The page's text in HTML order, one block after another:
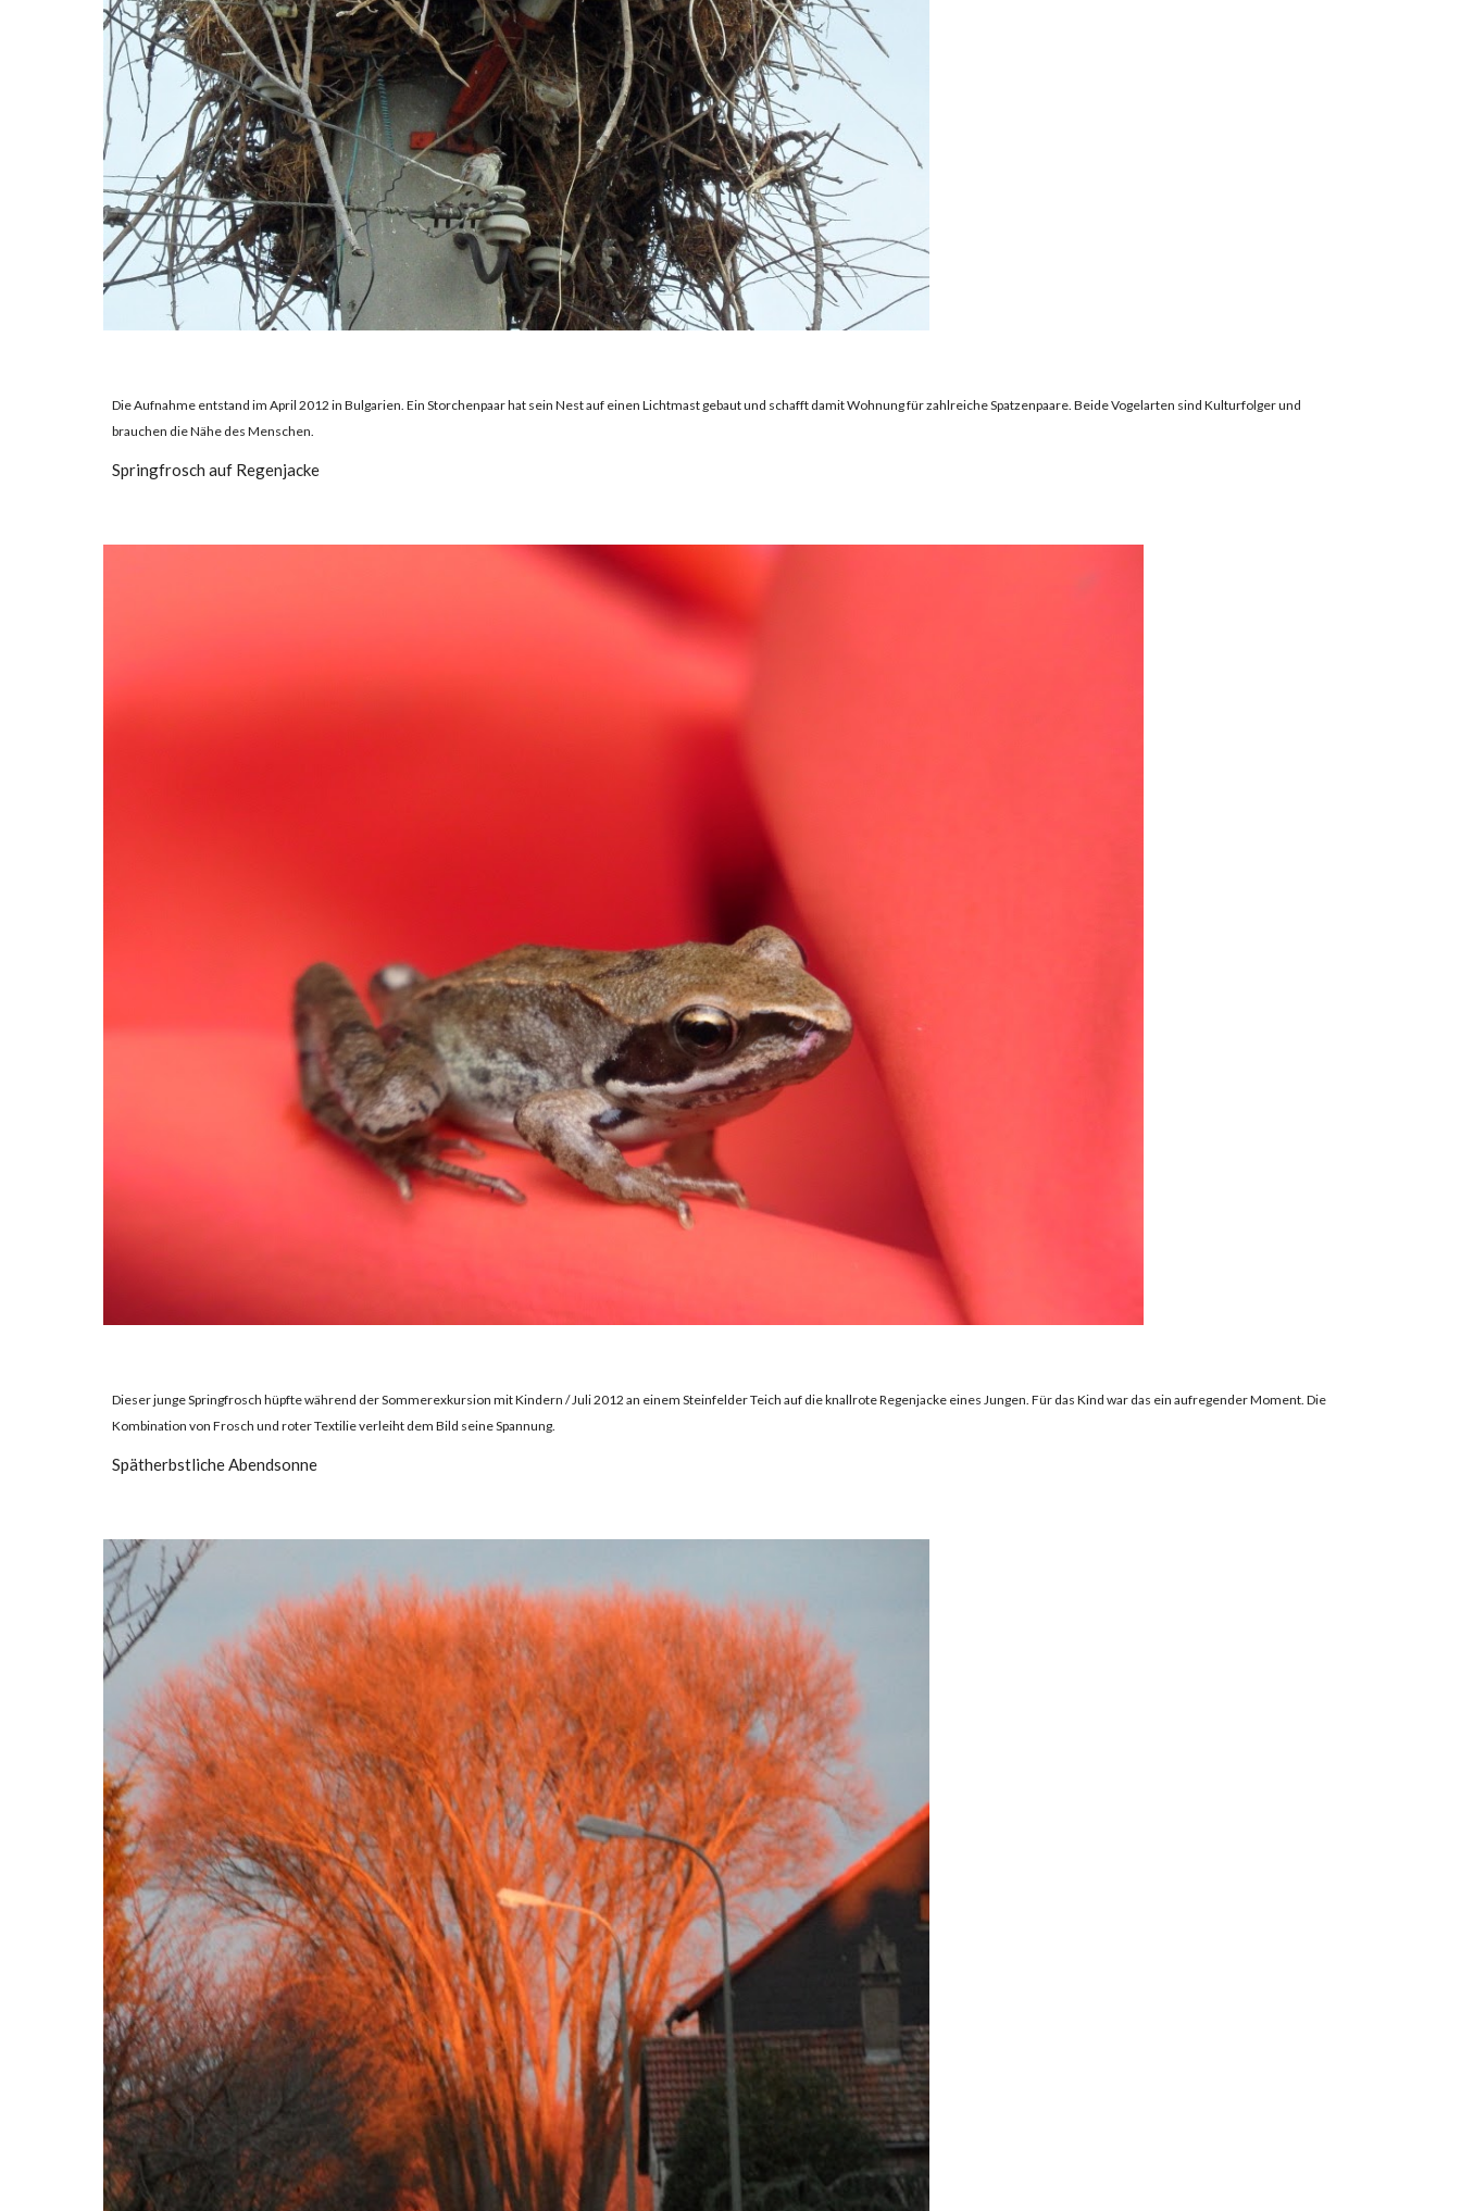
Die Aufnahme entstand im April 2012 in Bulgarien. Ein Storchenpaar hat sein Nest auf einen Lichtmast gebaut und schafft damit Wohnung für zahlreiche Spatzenpaare. Beide Vogelarten sind Kulturfolger und
brauchen die Nähe des Menschen.
Springfrosch auf Regenjacke
Dieser junge Springfrosch hüpfte während der Sommerexkursion mit Kindern / Juli 2012 an einem Steinfelder Teich auf die knallrote Regenjacke eines Jungen. Für das Kind war das ein aufregender Moment. Die
Kombination von Frosch und roter Textilie verleiht dem Bild seine Spannung.
Spätherbstliche Abendsonne